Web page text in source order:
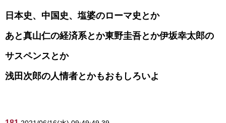
日本史、中国史、塩婆のローマ史とか
あと真山仁の経済系とか東野圭吾とか伊坂幸太郎の
サスペンスとか
浅田次郎の人情者とかもおもしろいよ